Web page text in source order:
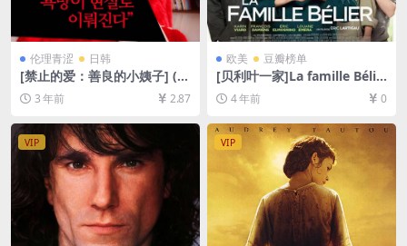
伦理青涩 日韩
[禁止的爱：善良的小姨子] (2
015)[百度网盘+夸克网盘720P
高清未删减资源][网盘在线播
中字]【手机/平板无法在线播
放，请使用电脑下载防和谐压
缩包（含解压密码）】
3 年前 2.87
欧美 豆瓣榜单
[贝利叶一家]La famille Bélie
r (2014)[百度网盘+迅雷云盘
资源1080P超清未删减][MP4/
4 年前 0
VIP VIP